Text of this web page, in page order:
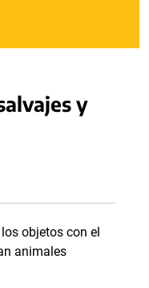
y
objetos con el
animales